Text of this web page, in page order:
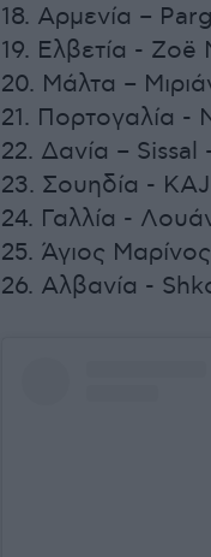
18. Αρμενία –
19. Ελβετία -
20. Μάλτα –
21. Πορτογαλία -
22. Δανία –
23. Σουηδία -
24. Γαλλία -
25. Άγιος
26. Αλβανία -